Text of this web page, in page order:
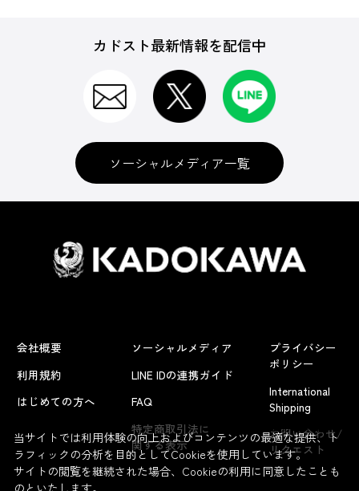
よくあるお問い合わせ
カドスト最新情報を配信中
ソーシャルメディア一覧
会社概要
利用規約
はじめての方へ
ソーシャルメディア
LINE IDの連携ガイド
FAQ
特定商取引法に
関する表示
プライバシー
ポリシー
International
Shipping
お問い合わせ/
リクエスト
当サイトでは利用体験の向上およびコンテンツの最適な提供、ト
ラフィックの分析を目的としてCookieを使用しています。
サイトの閲覧を継続された場合、Cookieの利用に同意したことも